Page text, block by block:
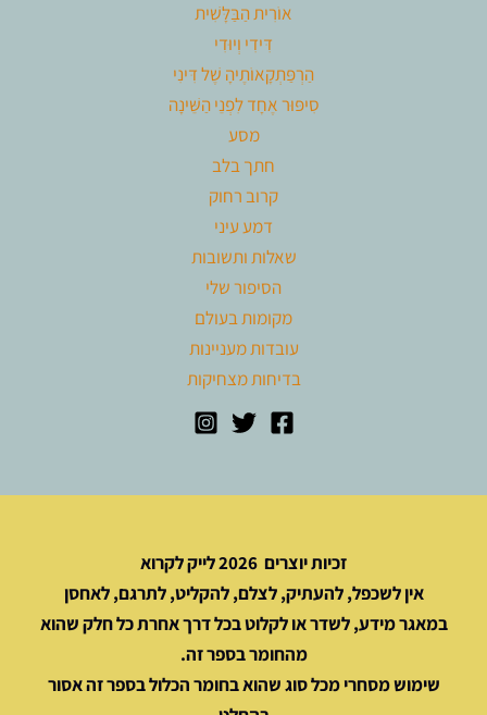
אוֹרִית הַבַּלָּשִׁית
דִּידִי וְיוּדִי
הַרְפַּתְקָאוֹתֶיהָ שֶׁל דִּינִי
סִיפּוּר אֶחָד לִפְנֵי הַשֵּׁינָה
מסע
חתך בלב
קרוב רחוק
דמע עיני
שאלות ותשובות
הסיפור שלי
מקומות בעולם
עובדות מעניינות
בדיחות מצחיקות
זכיות יוצרים 2026 לייק לקרוא
אין לשכפל, להעתיק, לצלם, להקליט, לתרגם, לאחסן
במאגר מידע, לשדר או לקלוט בכל דרך אחרת כל חלק שהוא
מהחומר בספר זה.
שימוש מסחרי מכל סוג שהוא בחומר הכלול בספר זה אסור